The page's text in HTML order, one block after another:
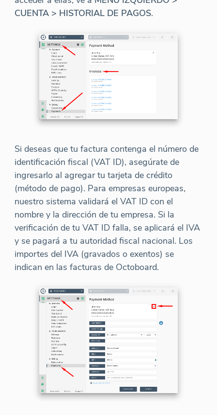
CUENTA > HISTORIAL DE PAGOS.
Si deseas que tu factura contenga el número de
identificación fiscal (VAT ID), asegúrate de
ingresarlo al agregar tu tarjeta de crédito
(método de pago). Para empresas europeas,
nuestro sistema validará el VAT ID con el
nombre y la dirección de tu empresa. Si la
verificación de tu VAT ID falla, se aplicará el IVA
y se pagará a tu autoridad fiscal nacional. Los
importes del IVA (gravados o exentos) se
indican en las facturas de Octoboard.